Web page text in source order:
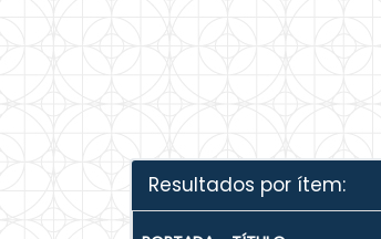
Resultados por ítem: